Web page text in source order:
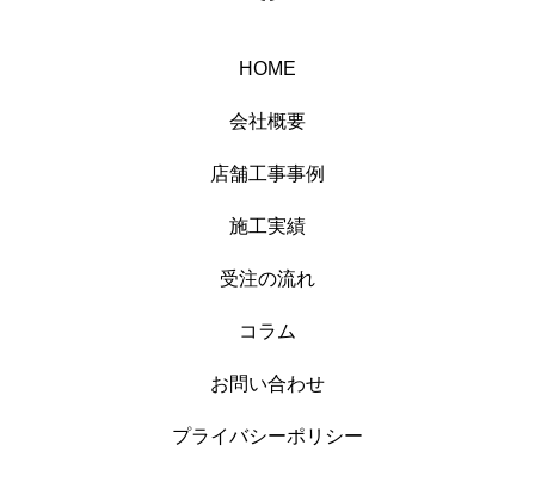
HOME
会社概要
店舗工事事例
施工実績
受注の流れ
コラム
お問い合わせ
プライバシーポリシー